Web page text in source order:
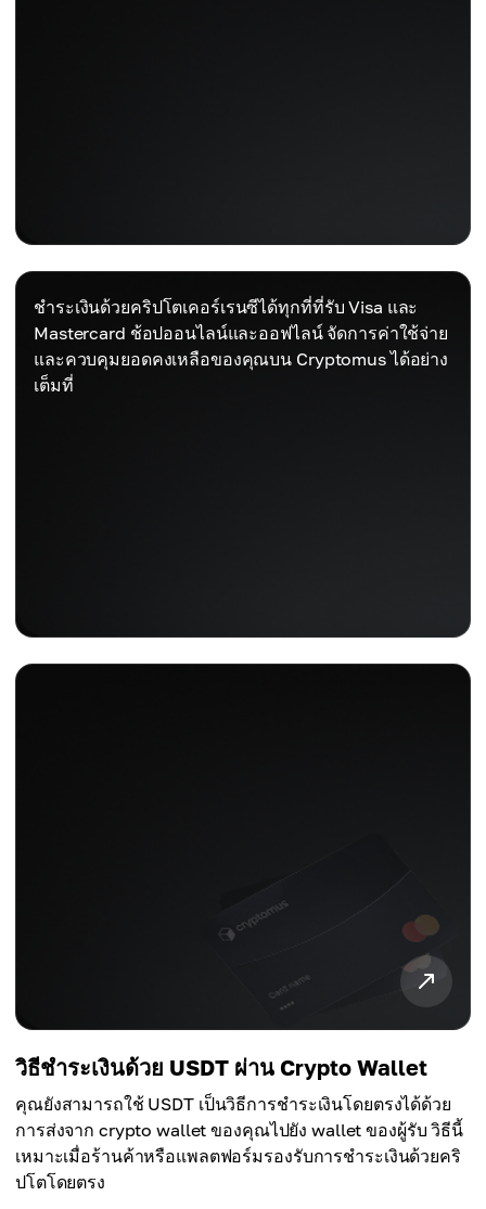
ชำระเงินด้วยคริปโตเคอร์เรนซีได้ทุกที่ที่รับ Visa และ
Mastercard ช้อปออนไลน์และออฟไลน์ จัดการค่าใช้จ่าย
และควบคุมยอดคงเหลือของคุณบน Cryptomus ได้อย่าง
เต็มที่
วิธีชำระเงินด้วย USDT ผ่าน Crypto Wallet
คุณยังสามารถใช้ USDT เป็นวิธีการชำระเงินโดยตรงได้ด้วย
การส่งจาก crypto wallet ของคุณไปยัง wallet ของผู้รับ วิธีนี้
เหมาะเมื่อร้านค้าหรือแพลตฟอร์มรองรับการชำระเงินด้วยคริ
ปโตโดยตรง